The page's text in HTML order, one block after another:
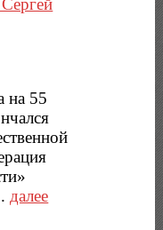
на 55
далее